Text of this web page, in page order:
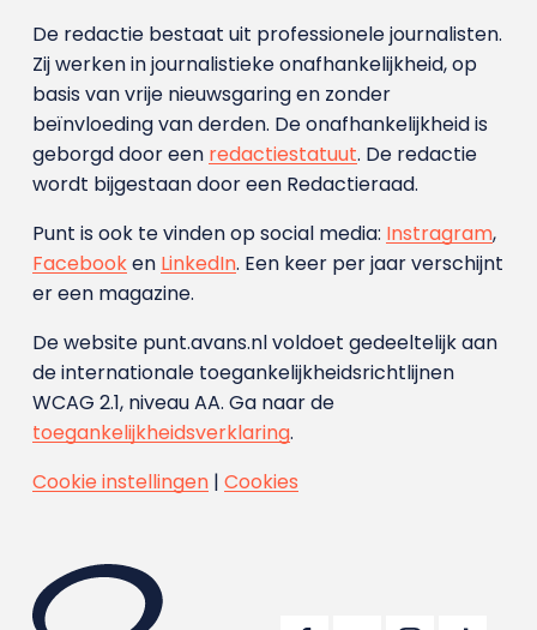
De redactie bestaat uit professionele journalisten.
Zij werken in journalistieke onafhankelijkheid, op
basis van vrije nieuwsgaring en zonder
beïnvloeding van derden. De onafhankelijkheid is
geborgd door een redactiestatuut. De redactie
wordt bijgestaan door een Redactieraad.
Punt is ook te vinden op social media: Instragram,
Facebooken LinkedIn. Een keer per jaar verschijnt
er een magazine.
De website punt.avans.nl voldoet gedeeltelijk aan
de internationale toegankelijkheidsrichtlijnen
WCAG 2.1, niveau AA. Ga naar de
toegankelijkheidsverklaring.
Cookie instellingen| Cookies